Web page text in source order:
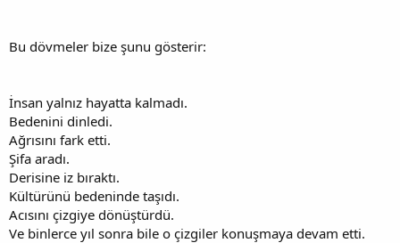
Bu dövmeler bize şunu gösterir:
İnsan yalnız hayatta kalmadı.
Bedenini dinledi.
Ağrısını fark etti.
Şifa aradı.
Derisine iz bıraktı.
Kültürünü bedeninde taşıdı.
Acısını çizgiye dönüştürdü.
Ve binlerce yıl sonra bile o çizgiler konuşmaya devam etti.